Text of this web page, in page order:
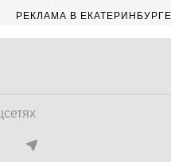
РЕКЛАМА В ЕКАТЕРИНБУРГЕ